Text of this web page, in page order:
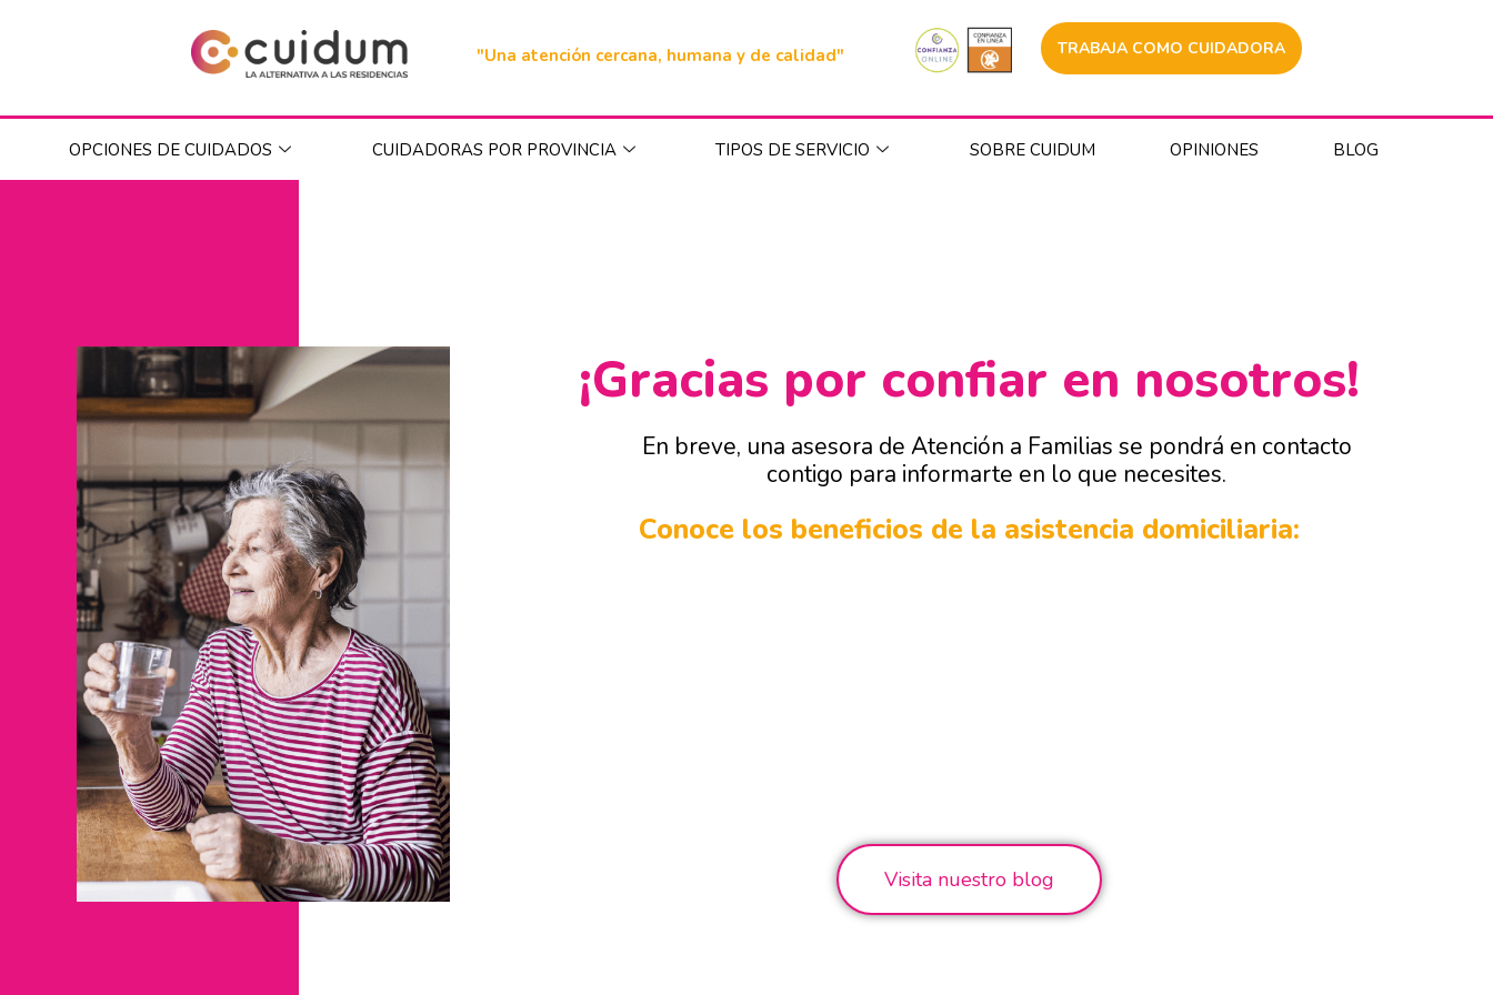
"Una atención cercana, humana y de calidad" TRABAJA COMO CUIDADORA
OPCIONES DE CUIDADOS CUIDADORAS POR PROVINCIA TIPOS DE SERVICIO SOBRE CUIDUM OPINIONES BLOG
¡Gracias por confiar en nosotros!
En breve, una asesora de Atención a Familias se pondrá en contacto
contigo para informarte en lo que necesites.
Conoce los beneficios de la asistencia domiciliaria:
Visita nuestro blog